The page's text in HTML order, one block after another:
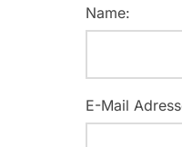
Name:
E-Mail